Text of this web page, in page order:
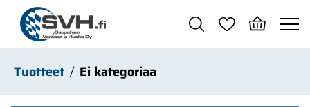
Siirry pääsisältöön
Tuotteet Ei kategoriaa